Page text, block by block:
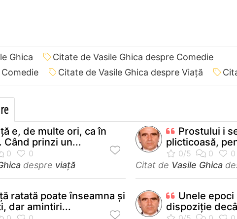
Ghica
Citate de Vasile Ghica despre Comedie
Citate de Vasile Ghica despre Viață
e, de multe ori, ca în
Când prinzi un...
despre viață
Prostului i
plicticoasă,
Citat de Vasile Ghica
ratată poate înseamna şi
dar amintiri...
Unele epoci
dispoziție